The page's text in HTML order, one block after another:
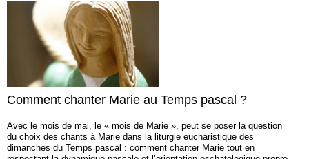
Comment chanter Marie au Temps pascal ?
Avec le mois de mai, le « mois de Marie », peut se poser la question
du choix des chants à Marie dans la liturgie eucharistique des
dimanches du Temps pascal : comment chanter Marie tout en